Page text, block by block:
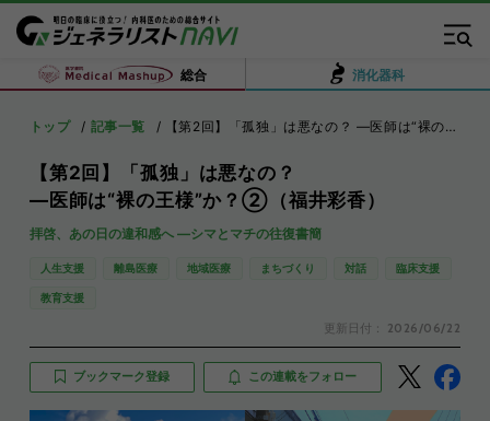
総合 消化器科
トップ 記事一覧 【第2回】「孤独」は悪なの？ ―医師は“裸の王様”か？②（福井彩香）
【第2回】「孤独」は悪なの？
―医師は“裸の王様”か？②（福井彩香）
拝啓、あの日の違和感へ ―シマとマチの往復書簡
人生支援 離島医療 地域医療 まちづくり 対話 臨床支援
教育支援
更新日付： 2026/06/22
ブックマーク登録 この連載をフォロー